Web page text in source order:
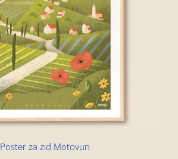
Poster za zid Motovun